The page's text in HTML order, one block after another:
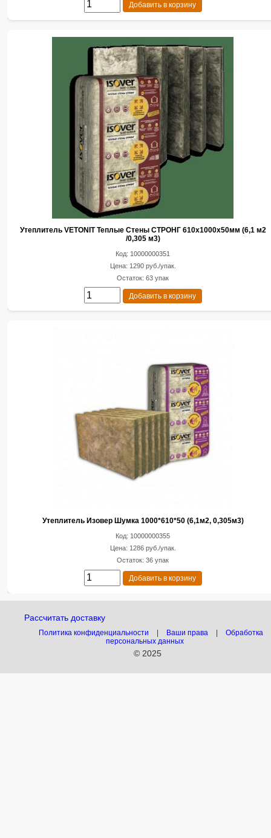
Добавить в корзину
Утеплитель VETONIT Теплые Стены СТРОНГ 610x1000x50мм (6,1 м2
/0,305 м3)
Код: 10000000351
Цена: 1290 руб./упак.
Остаток: 63 упак
Добавить в корзину
Утеплитель Изовер Шумка 1000*610*50 (6,1м2, 0,305м3)
Код: 10000000355
Цена: 1286 руб./упак.
Остаток: 36 упак
Добавить в корзину
Рассчитать доставку
Политика конфиденциальности Ваши права
Обработка
персональных данных
© 2025